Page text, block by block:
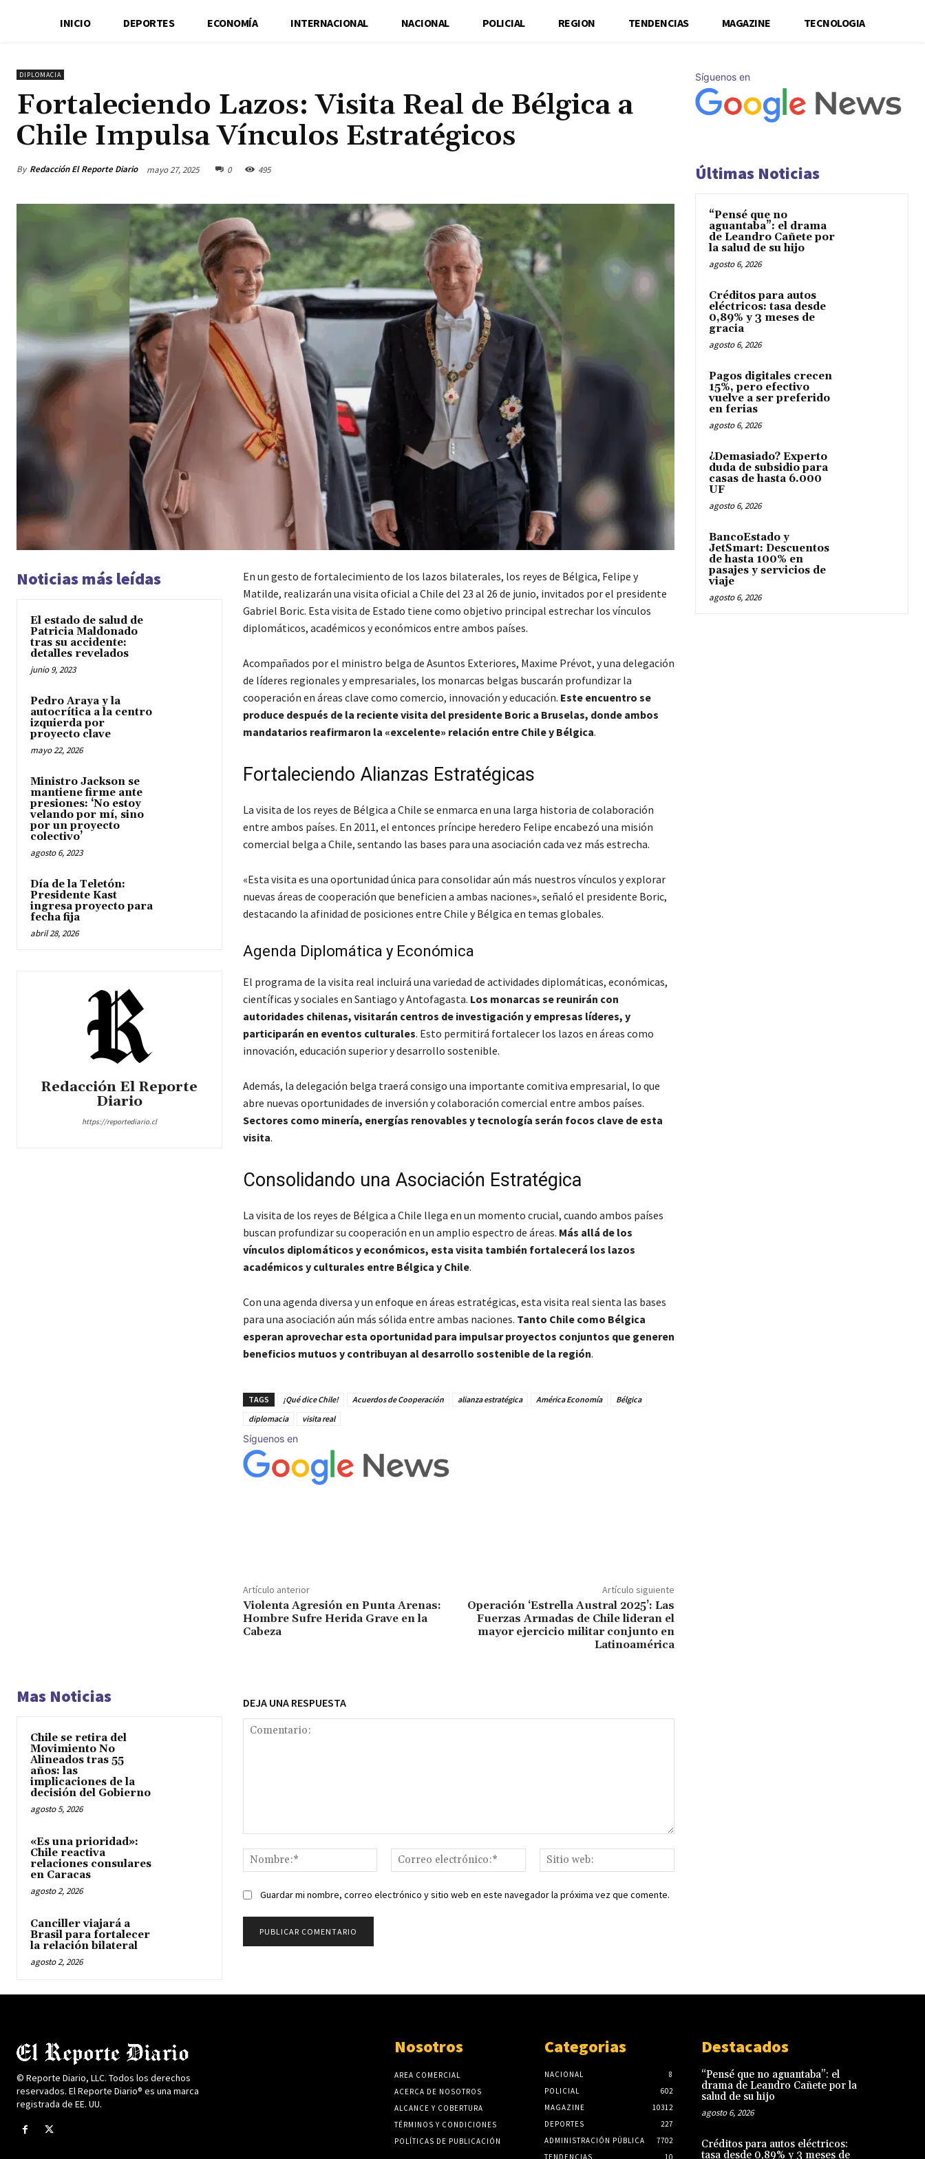
INICIO DEPORTES ECONOMÍA INTERNACIONAL NACIONAL POLICIAL REGION TENDENCIAS MAGAZINE TECNOLOGIA
DIPLOMACIA
Fortaleciendo Lazos: Visita Real de Bélgica a
Chile Impulsa Vínculos Estratégicos
By Redacción El Reporte Diario mayo 27, 2025 0 495
Noticias más leídas
El estado de salud de
Patricia Maldonado
tras su accidente:
detalles revelados
junio 9, 2023
Pedro Araya y la
autocrítica a la centro
izquierda por
proyecto clave
mayo 22, 2026
Ministro Jackson se
mantiene firme ante
presiones: ‘No estoy
velando por mí, sino
por un proyecto
colectivo’
agosto 6, 2023
Día de la Teletón:
Presidente Kast
ingresa proyecto para
fecha fija
abril 28, 2026
Redacción El Reporte
Diario
https://reportediario.cl
En un gesto de fortalecimiento de los lazos bilaterales, los reyes de Bélgica, Felipe y
Matilde, realizarán una visita oficial a Chile del 23 al 26 de junio, invitados por el presidente
Gabriel Boric. Esta visita de Estado tiene como objetivo principal estrechar los vínculos
diplomáticos, académicos y económicos entre ambos países.
Acompañados por el ministro belga de Asuntos Exteriores, Maxime Prévot, y una delegación
de líderes regionales y empresariales, los monarcas belgas buscarán profundizar la
cooperación en áreas clave como comercio, innovación y educación. Este encuentro se
produce después de la reciente visita del presidente Boric a Bruselas, donde ambos
mandatarios reafirmaron la «excelente» relación entre Chile y Bélgica.
Fortaleciendo Alianzas Estratégicas
La visita de los reyes de Bélgica a Chile se enmarca en una larga historia de colaboración
entre ambos países. En 2011, el entonces príncipe heredero Felipe encabezó una misión
comercial belga a Chile, sentando las bases para una asociación cada vez más estrecha.
«Esta visita es una oportunidad única para consolidar aún más nuestros vínculos y explorar
nuevas áreas de cooperación que beneficien a ambas naciones», señaló el presidente Boric,
destacando la afinidad de posiciones entre Chile y Bélgica en temas globales.
Agenda Diplomática y Económica
El programa de la visita real incluirá una variedad de actividades diplomáticas, económicas,
científicas y sociales en Santiago y Antofagasta. Los monarcas se reunirán con
autoridades chilenas, visitarán centros de investigación y empresas líderes, y
participarán en eventos culturales. Esto permitirá fortalecer los lazos en áreas como
innovación, educación superior y desarrollo sostenible.
Además, la delegación belga traerá consigo una importante comitiva empresarial, lo que
abre nuevas oportunidades de inversión y colaboración comercial entre ambos países.
Sectores como minería, energías renovables y tecnología serán focos clave de esta
visita.
Consolidando una Asociación Estratégica
La visita de los reyes de Bélgica a Chile llega en un momento crucial, cuando ambos países
buscan profundizar su cooperación en un amplio espectro de áreas. Más allá de los
vínculos diplomáticos y económicos, esta visita también fortalecerá los lazos
académicos y culturales entre Bélgica y Chile.
Con una agenda diversa y un enfoque en áreas estratégicas, esta visita real sienta las bases
para una asociación aún más sólida entre ambas naciones. Tanto Chile como Bélgica
esperan aprovechar esta oportunidad para impulsar proyectos conjuntos que generen
beneficios mutuos y contribuyan al desarrollo sostenible de la región.
TAGS ¡Qué dice Chile! Acuerdos de Cooperación alianza estratégica América Economía
Bélgica
diplomacia
visita real
Síguenos en
Artículo anterior
Violenta Agresión en Punta Arenas:
Hombre Sufre Herida Grave en la
Cabeza
Artículo siguiente
Operación ‘Estrella Austral 2025’: Las
Fuerzas Armadas de Chile lideran el
mayor ejercicio militar conjunto en
Latinoamérica
Mas Noticias
Chile se retira del
Movimiento No
Alineados tras 55
años: las
implicaciones de la
decisión del Gobierno
agosto 5, 2026
«Es una prioridad»:
Chile reactiva
relaciones consulares
en Caracas
agosto 2, 2026
Canciller viajará a
Brasil para fortalecer
la relación bilateral
agosto 2, 2026
DEJA UNA RESPUESTA
Nombre:*
Correo
electrónico:*
web:
Guardar mi nombre, correo electrónico y sitio web en este navegador la próxima vez que comente.
Síguenos en
Últimas Noticias
“Pensé que no
aguantaba”: el drama
de Leandro Cañete por
la salud de su hijo
agosto 6, 2026
Créditos para autos
eléctricos: tasa desde
0,89% y 3 meses de
gracia
agosto 6, 2026
Pagos digitales crecen
15%, pero efectivo
vuelve a ser preferido
en ferias
agosto 6, 2026
¿Demasiado? Experto
duda de subsidio para
casas de hasta 6.000
UF
agosto 6, 2026
BancoEstado y
JetSmart: Descuentos
de hasta 100% en
pasajes y servicios de
viaje
agosto 6, 2026
© Reporte Diario, LLC. Todos los derechos
reservados. El Reporte Diario® es una marca
registrada de EE. UU.
Nosotros
AREA COMERCIAL
ACERCA DE NOSOTROS
ALCANCE Y COBERTURA
TÉRMINOS Y CONDICIONES
POLÍTICAS DE PUBLICACIÓN
Categorias
NACIONAL
8
POLICIAL
602
MAGAZINE
10312
DEPORTES
227
ADMINISTRACIÓN PÚBLICA
7702
TENDENCIAS
10
Destacados
“Pensé que no aguantaba”: el
drama de Leandro Cañete por la
salud de su hijo
agosto 6, 2026
Créditos para autos eléctricos:
tasa desde 0,89% y 3 meses de